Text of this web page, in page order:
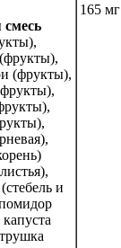
смесь
(фрукты),
и
165 мг